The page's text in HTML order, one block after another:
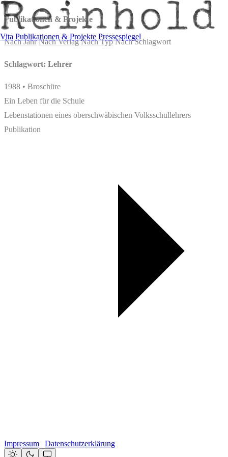
Vita Publikationen & Projekte Pressespiegel
Publikationen & Projekte
Nach Jahr Nach Verlag Nach Typ Nach Schlagwort
Schlagwort: Lehrer
1988 • Broschüre
Ein Leben für die Schule
Lebenstationen eines oberschwäbischen Volksschullehrers
Publikation
Impressum | Datenschutzerklärung